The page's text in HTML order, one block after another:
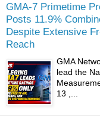
GMA-7 Primetime
Posts 11.9%
Despite Extensive
Reach
GMA
lead the
13 ,...